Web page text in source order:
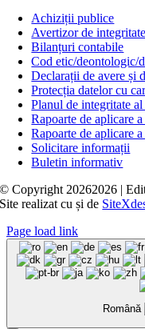
Achiziții publice
Avertizor de integritate
Bilanțuri contabile
Cod etic/deontologic/
Declarații de avere și
Protecția datelor cu
Planul de integritate
Rapoarte de aplicare
Rapoarte de aplicare
Solicitare informații
Buletin informativ
© Copyright 20262026 |
Site realizat cușide
Page load link
Română